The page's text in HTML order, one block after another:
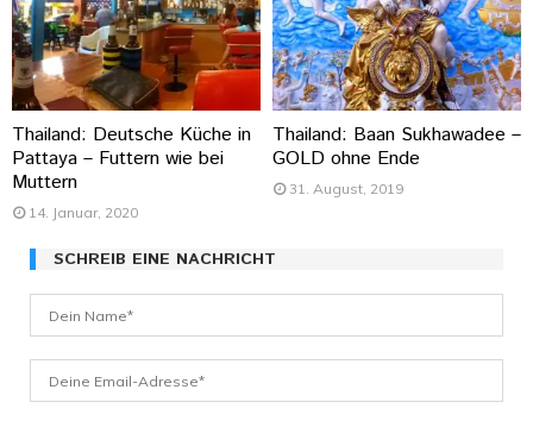
Thailand: Deutsche Küche in
Pattaya – Futtern wie bei
Muttern
14. Januar, 2020
Thailand: Baan Sukhawadee –
GOLD ohne Ende
31. August, 2019
SCHREIB EINE NACHRICHT